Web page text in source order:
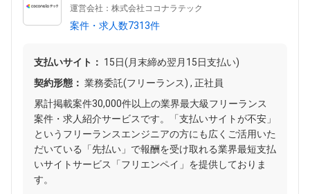
運営会社：株式会社ココナラテック
案件・求人数7313件
支払いサイト： 15日(月末締め翌月15日支払い)
契約形態： 業務委託(フリーランス) , 正社員
累計掲載案件30,000件以上の業界最大級フリーランス
案件・求人紹介サービスです。「支払いサイトが不安」
というフリーランスエンジニアの方にも広くご活用いた
だいている「先払い」で報酬を受け取れる業界最短支払
いサイトサービス「フリエンペイ」を提供しておりま
す。